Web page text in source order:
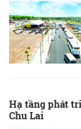
Hạ tầng phát
Chu Lai